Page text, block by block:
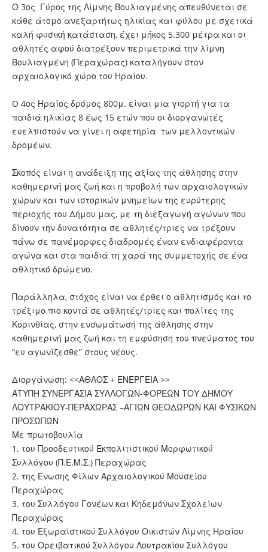
Ο 3ος Γύρος της Λίμνης Βουλιαγμένης απευθύνεται σε
κάθε άτομο ανεξαρτήτως ηλικίας και φύλου με σχετικά
καλή φυσική κατάσταση, έχει μήκος 5.300 μέτρα και οι
αθλητές αφού διατρέξουν περιμετρικά την λίμνη
Βουλιαγμένη (Περαχώρας) καταλήγουν στον
αρχαιολογικό χώρο του Ηραίου.
O 4ος Ηραίος δρόμος 800μ. είναι μια γιορτή για τα
παιδιά ηλικίας 8 έως 15 ετών που οι διοργανωτές
ευελπιστούν να γίνει η αφετηρία των μελλοντικών
δρομέων.
Σκοπός είναι η ανάδειξη της αξίας της άθλησης στην
καθημερινή μας ζωή και η προβολή των αρχαιολογικών
χώρων και των ιστορικών μνημείων της ευρύτερης
περιοχής του Δήμου μας, με τη διεξαγωγή αγώνων που
δίνουν την δυνατότητα σε αθλητές/τριες να τρέξουν
πάνω σε πανέμορφες διαδρομές έναν ενδιαφέροντα
αγώνα και στα παιδιά τη χαρά της συμμετοχής σε ένα
αθλητικό δρώμενο.
Παράλληλα, στόχος είναι να έρθει ο αθλητισμός και το
τρέξιμο πιο κοντά σε αθλητές/τριες και πολίτες της
Κορινθίας, στην ενσωμάτωσή της άθλησης στην
καθημερινή μας ζωή και τη εμφύσηση του πνεύματος του
“ευ αγωνίζεσθε” στους νέους.
Διοργάνωση: <<ΑΘΛΟΣ + ΕΝΕΡΓΕΙΑ >>
ΑΤΥΠΗ ΣΥΝΕΡΓΑΣΙΑ ΣΥΛΛΟΓΩΝ-ΦΟΡΕΩΝ ΤΟΥ ΔΗΜΟΥ
ΛΟΥΤΡΑΚΙΟΥ-ΠΕΡΑΧΩΡΑΣ –ΑΓΙΩΝ ΘΕΟΔΩΡΩΝ ΚΑΙ ΦΥΣΙΚΩΝ
ΠΡΟΣΩΠΩΝ
Με πρωτοβουλία
1. του Προοδευτικού Εκπολιτιστικού Μορφωτικού
Συλλόγου (Π.Ε.Μ.Σ.) Περαχώρας
2. της Ένωσης Φίλων Αρχαιολογικού Μουσείου
Περαχώρας
3. του Συλλόγου Γονέων και Κηδεμόνων Σχολείων
Περαχώρας
4. του Εξωραϊστικού Συλλόγου Οικιστών Λίμνης Ηραίου
5. του Ορειβατικού Συλλόγου Λουτρακίου Συλλόγου